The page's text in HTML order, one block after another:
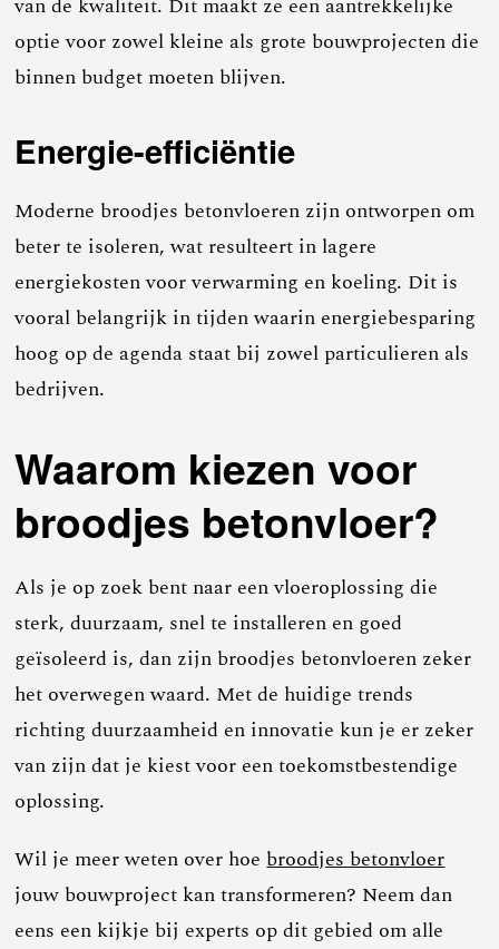
optie voor zowel kleine als grote bouwprojecten die
binnen budget moeten blijven.
Energie-efficiëntie
Moderne broodjes betonvloeren zijn ontworpen om
beter te isoleren, wat resulteert in lagere
energiekosten voor verwarming en koeling. Dit is
vooral belangrijk in tijden waarin energiebesparing
hoog op de agenda staat bij zowel particulieren als
bedrijven.
Waarom kiezen voor
broodjes betonvloer?
Als je op zoek bent naar een vloeroplossing die
sterk, duurzaam, snel te installeren en goed
geïsoleerd is, dan zijn broodjes betonvloeren zeker
het overwegen waard. Met de huidige trends
richting duurzaamheid en innovatie kun je er zeker
van zijn dat je kiest voor een toekomstbestendige
oplossing.
Wil je meer weten over hoebroodjes betonvloer
jouw bouwproject kan transformeren? Neem dan
eens een kijkje bij experts op dit gebied om alle